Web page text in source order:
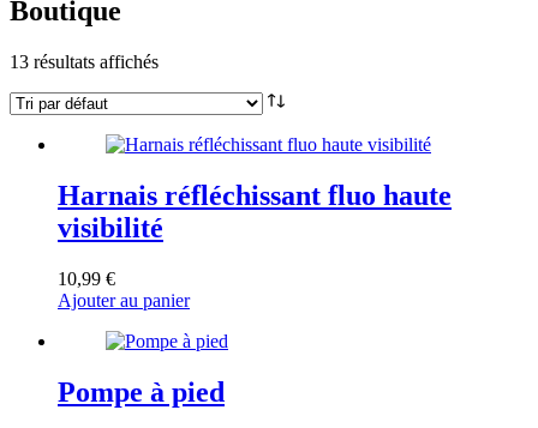
Boutique
13 résultats affichés
Harnais réfléchissant fluo haute
visibilité
10,99 €
Ajouter au panier
Pompe à pied